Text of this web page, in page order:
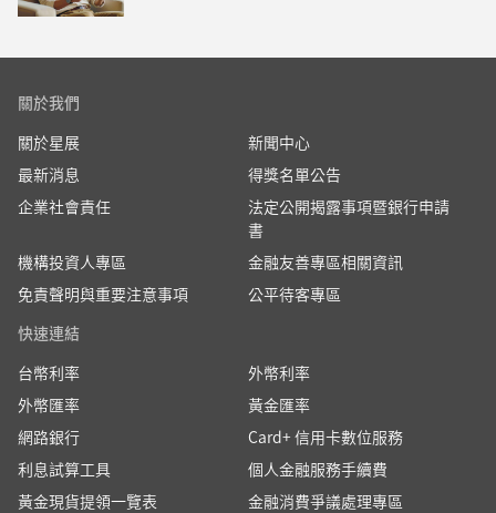
關於我們
關於星展
新聞中心
最新消息
得獎名單公告
企業社會責任
法定公開揭露事項暨銀行申請
書
機構投資人專區
金融友善專區相關資訊
免責聲明與重要注意事項
公平待客專區
快速連結
台幣利率
外幣利率
外幣匯率
黃金匯率
網路銀行
Card+ 信用卡數位服務
利息試算工具
個人金融服務手續費
黃金現貨提領一覽表
金融消費爭議處理專區